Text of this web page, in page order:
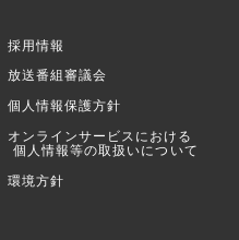
採用情報
放送番組審議会
個人情報保護方針
オンラインサービスにおける
個人情報等の取扱いについて
環境方針